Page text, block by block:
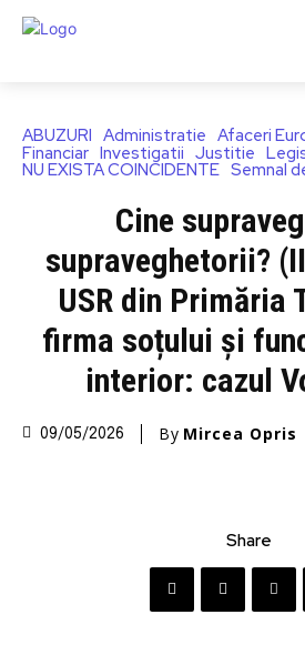
ABUZURI Administratie Afaceri
Financiar Investigatii Justitie
NU EXISTA COINCIDENTE Semnal
Cine
supraveghetorii?
USR din Primăria
firma soțului și
interior: cazul
09/05/2026 By Mircea Opris
Share